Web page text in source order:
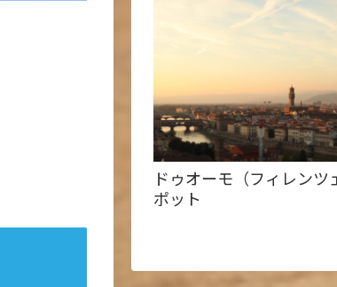
ドゥオーモ（フィレンツ
ポット